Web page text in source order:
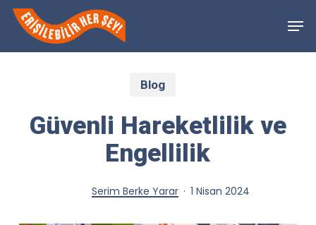
Skip
Blog
Güvenli Hareketlilik ve
Engellilik
Serim Berke Yarar 1 Nisan 2024
Close